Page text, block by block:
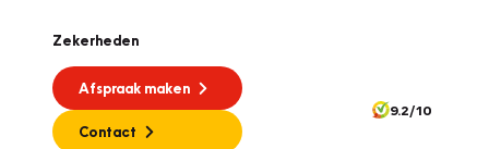
Zekerheden
Afspraak maken
Contact
9.2/10